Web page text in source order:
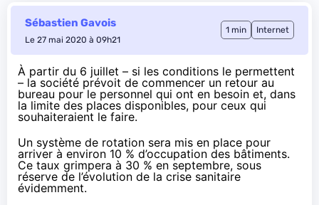
Sébastien Gavois
Le 27 mai 2020 à 09h21
1 min Internet
À partir du 6 juillet – si les conditions le permettent
– la société prévoit de commencer un retour au
bureau pour le personnel qui ont en besoin et, dans
la limite des places disponibles, pour ceux qui
souhaiteraient le faire.
Un système de rotation sera mis en place pour
arriver à environ 10 % d’occupation des bâtiments.
Ce taux grimpera à 30 % en septembre, sous
réserve de l’évolution de la crise sanitaire
évidemment.